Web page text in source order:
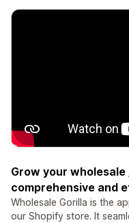
Grow your
comprehensive and
Wholesale Gorilla is the
our Shopify store. It